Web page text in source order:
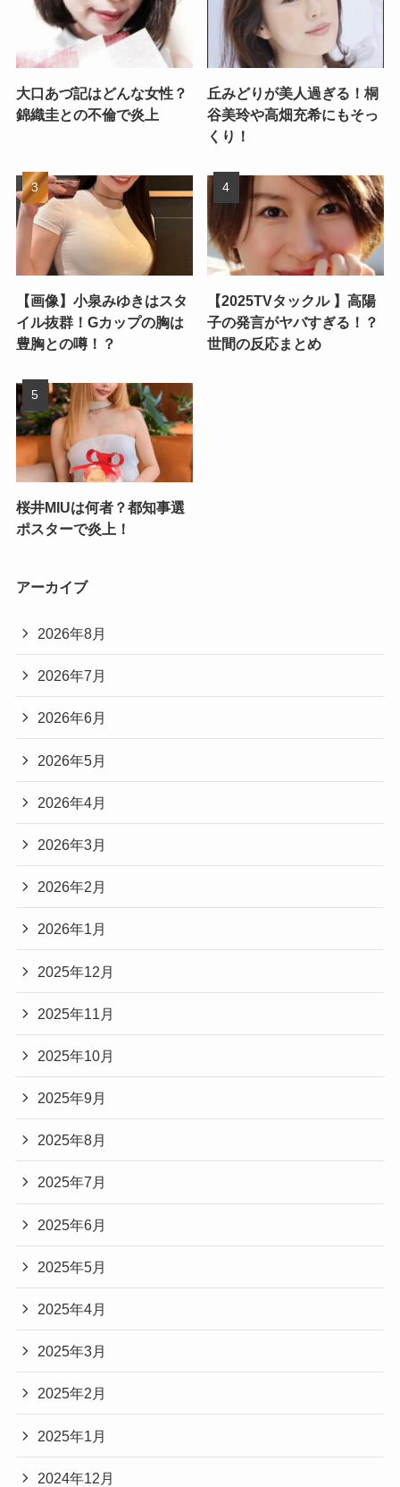
大口あづ記はどんな女性？
錦織圭との不倫で炎上
丘みどりが美人過ぎる！桐
谷美玲や高畑充希にもそっ
くり！
【画像】小泉みゆきはスタ
イル抜群！Gカップの胸は
豊胸との噂！？
【2025TVタックル 】高陽
子の発言がヤバすぎる！？
世間の反応まとめ
桜井MIUは何者？都知事選
ポスターで炎上！
アーカイブ
2026年8月
2026年7月
2026年6月
2026年5月
2026年4月
2026年3月
2026年2月
2026年1月
2025年12月
2025年11月
2025年10月
2025年9月
2025年8月
2025年7月
2025年6月
2025年5月
2025年4月
2025年3月
2025年2月
2025年1月
2024年12月